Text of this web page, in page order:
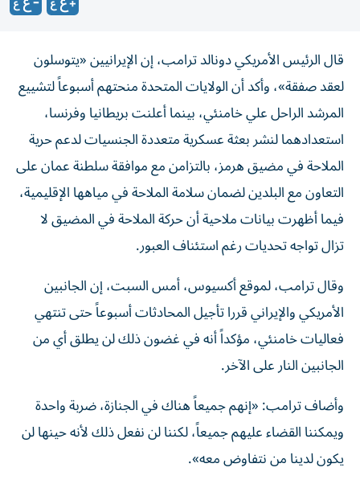
قال الرئيس الأمريكي دونالد ترامب، إن الإيرانيين «يتوسلون
لعقد صفقة»، وأكد أن الولايات المتحدة منحتهم أسبوعاً لتشييع
المرشد الراحل علي خامنئي، بينما أعلنت بريطانيا وفرنسا،
استعدادهما لنشر بعثة عسكرية متعددة الجنسيات لدعم حرية
الملاحة في مضيق هرمز، بالتزامن مع موافقة سلطنة عمان على
التعاون مع البلدين لضمان سلامة الملاحة في مياهها الإقليمية،
فيما أظهرت بيانات ملاحية أن حركة الملاحة في المضيق لا
تزال تواجه تحديات رغم استئناف العبور.
وقال ترامب، لموقع أكسيوس، أمس السبت، إن الجانبين
الأمريكي والإيراني قررا تأجيل المحادثات أسبوعاً حتى تنتهي
فعاليات خامنئي، مؤكداً أنه في غضون ذلك لن يطلق أي من
الجانبين النار على الآخر.
وأضاف ترامب: «إنهم جميعاً هناك في الجنازة، ضربة واحدة
ويمكننا القضاء عليهم جميعاً، لكننا لن نفعل ذلك لأنه حينها لن
يكون لدينا من نتفاوض معه».